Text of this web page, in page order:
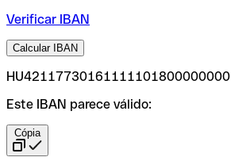
Verificar IBAN
Calcular IBAN
HU42117730161111101800000000
Este IBAN parece válido:
Cópia